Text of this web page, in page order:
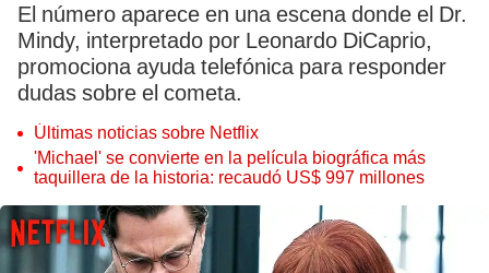
El número aparece en una escena donde el Dr.
Mindy, interpretado por Leonardo DiCaprio,
promociona ayuda telefónica para responder
dudas sobre el cometa.
Últimas noticias sobre Netflix
'Michael' se convierte en la película biográfica más
taquillera de la historia: recaudó US$ 997 millones